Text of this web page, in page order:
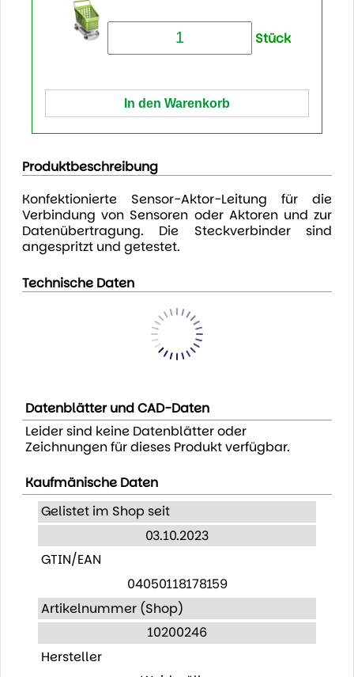
Stück
Produktbeschreibung
Konfektionierte Sensor-Aktor-Leitung für die
Verbindung von Sensoren oder Aktoren und zur
Datenübertragung. Die Steckverbinder sind
angespritzt und getestet.
Technische Daten
Datenblätter und CAD-Daten
Leider sind keine Datenblätter oder
Zeichnungen für dieses Produkt verfügbar.
Kaufmänische Daten
Gelistet im Shop seit
03.10.2023
GTIN/EAN
04050118178159
Artikelnummer (Shop)
10200246
Hersteller